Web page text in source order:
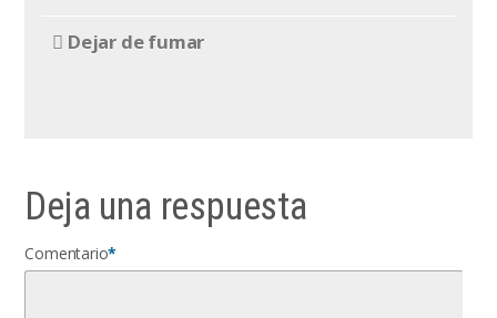
Dejar de fumar
Deja una respuesta
Comentario*